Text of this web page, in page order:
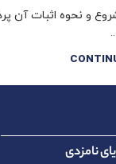
و نحوه اثبات آن
نامزدی